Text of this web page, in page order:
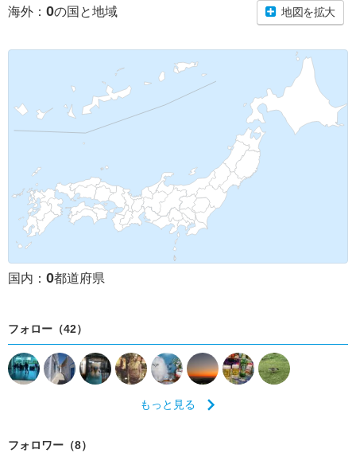
海外： 0の国と地域 地図を拡大
国内： 0都道府県
フォロー（42）
もっと見る
フォロワー（8）